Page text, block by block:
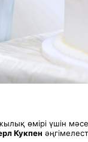
өмірі үшін
Кукпен